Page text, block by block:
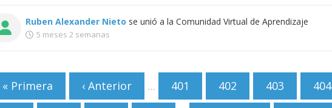
Ruben Alexander Nieto se unió a la Comunidad Virtual de Aprendizaje
5 meses 2 semanas
« Primera ‹ Anterior … 401 402 403 404